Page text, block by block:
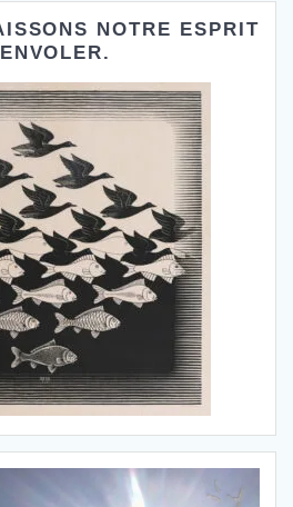
NOTRE ESPRIT